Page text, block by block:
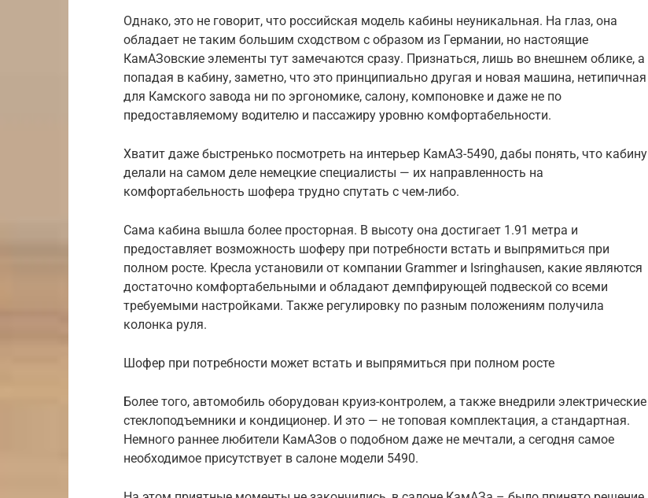
Однако, это не говорит, что российская модель кабины неуникальная. На глаз, она
обладает не таким большим сходством с образом из Германии, но настоящие
КамАЗовские элементы тут замечаются сразу. Признаться, лишь во внешнем облике, а
попадая в кабину, заметно, что это принципиально другая и новая машина, нетипичная
для Камского завода ни по эргономике, салону, компоновке и даже не по
предоставляемому водителю и пассажиру уровню комфортабельности.
Хватит даже быстренько посмотреть на интерьер КамАЗ-5490, дабы понять, что кабину
делали на самом деле немецкие специалисты — их направленность на
комфортабельность шофера трудно спутать с чем-либо.
Сама кабина вышла более просторная. В высоту она достигает 1.91 метра и
предоставляет возможность шоферу при потребности встать и выпрямиться при
полном росте. Кресла установили от компании Grammer и Isringhausen, какие являются
достаточно комфортабельными и обладают демпфирующей подвеской со всеми
требуемыми настройками. Также регулировку по разным положениям получила
колонка руля.
Шофер при потребности может встать и выпрямиться при полном росте
Более того, автомобиль оборудован круиз-контролем, а также внедрили электрические
стеклоподъемники и кондиционер. И это — не топовая комплектация, а стандартная.
Немного раннее любители КамАЗов о подобном даже не мечтали, а сегодня самое
необходимое присутствует в салоне модели 5490.